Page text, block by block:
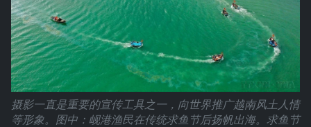
摄影一直是重要的宣传工具之一，向世界推广越南风土人情
等形象。图中：岘港渔民在传统求鱼节后扬帆出海。求鱼节